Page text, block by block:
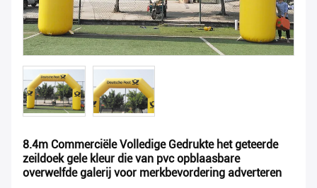
8.4m Commerciële Volledige Gedrukte het geteerde
zeildoek gele kleur die van pvc opblaasbare
overwelfde galerij voor merkbevordering adverteren